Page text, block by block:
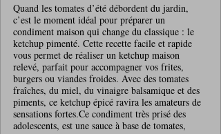
Quand les tomates d’été débordent du jardin,
c’est le moment idéal pour préparer un
condiment maison qui change du classique : le
ketchup pimenté. Cette recette facile et rapide
vous permet de réaliser un ketchup maison
relevé, parfait pour accompagner vos frites,
burgers ou viandes froides. Avec des tomates
fraîches, du miel, du vinaigre balsamique et des
piments, ce ketchup épicé ravira les amateurs de
sensations fortes.Ce condiment très prisé des
adolescents, est une sauce à base de tomates,